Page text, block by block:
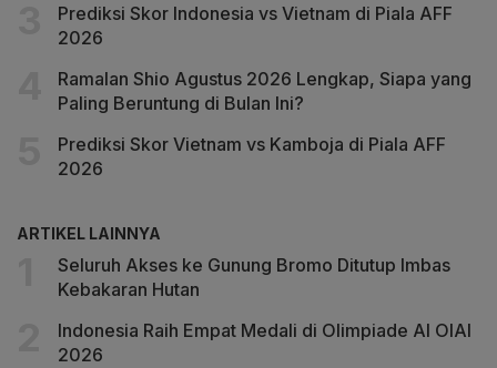
Prediksi Skor Indonesia vs Vietnam di Piala AFF
2026
Ramalan Shio Agustus 2026 Lengkap, Siapa yang
Paling Beruntung di Bulan Ini?
Prediksi Skor Vietnam vs Kamboja di Piala AFF
2026
ARTIKEL LAINNYA
Seluruh Akses ke Gunung Bromo Ditutup Imbas
Kebakaran Hutan
Indonesia Raih Empat Medali di Olimpiade AI OIAI
2026